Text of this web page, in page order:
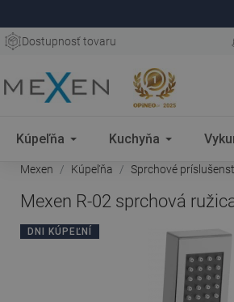
Dostupnosť tovaru
Kúpeľňa Kuchyňa
Mexen Kúpeľňa Sprchové
Mexen R-02 sprchová
DNI KÚPEĽNÍ